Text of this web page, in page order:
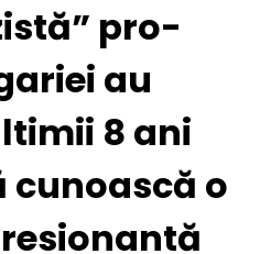
pro-
au
8 ani
cunoască o